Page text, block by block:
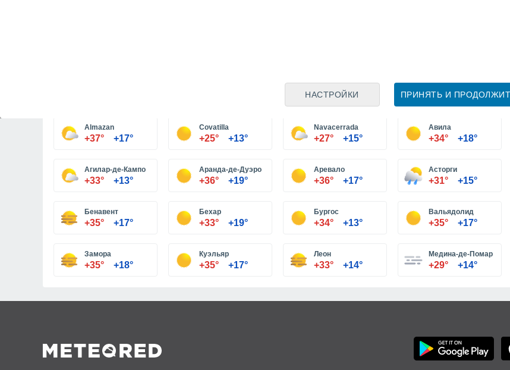
ПРИНЯТЬ И
НАСТРОЙКИ
Almazan
+37° +17°
Covatilla
+25° +13°
Navacerrada
+27° +15°
Авила
+34° +18°
Агилар-де-Кампо
+33° +13°
Аранда-де-Дуэро
+36° +19°
Аревало
+36° +17°
Асторги
+31° +15°
Бенавент
+35° +17°
Бехар
+33° +19°
Бургос
+34° +13°
Вальядолид
+35° +17°
Замора
+35° +18°
Куэльяр
+35° +17°
Леон
+33° +14°
Медина-де-Помар
+29° +14°